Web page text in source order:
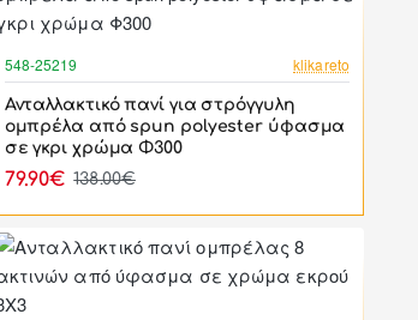
548-25219 klikareto
Ανταλλακτικό πανί για στρόγγυλη
ομπρέλα από spun polyester ύφασμα
σε γκρι χρώμα Φ300
79.90€ 138.00€